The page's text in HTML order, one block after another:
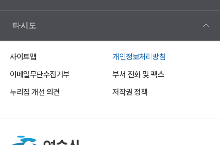
타시도
사이트맵
개인정보처리방침
이메일무단수집거부
부서 전화 및 팩스
누리집 개선 의견
저작권 정책